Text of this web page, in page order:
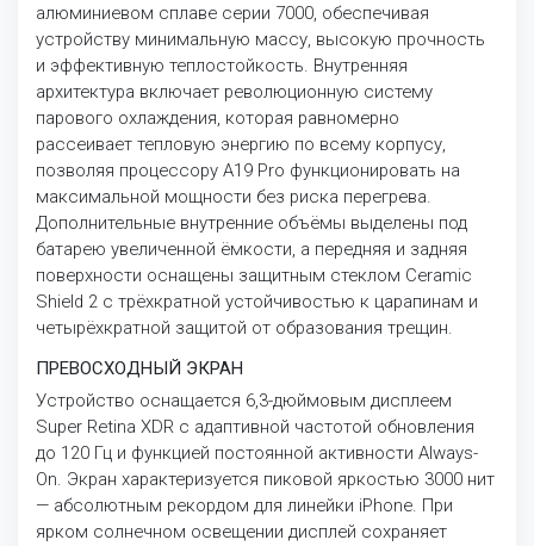
алюминиевом сплаве серии 7000, обеспечивая
устройству минимальную массу, высокую прочность
и эффективную теплостойкость. Внутренняя
архитектура включает революционную систему
парового охлаждения, которая равномерно
рассеивает тепловую энергию по всему корпусу,
позволяя процессору A19 Pro функционировать на
максимальной мощности без риска перегрева.
Дополнительные внутренние объёмы выделены под
батарею увеличенной ёмкости, а передняя и задняя
поверхности оснащены защитным стеклом Ceramic
Shield 2 с трёхкратной устойчивостью к царапинам и
четырёхкратной защитой от образования трещин.
ПРЕВОСХОДНЫЙ ЭКРАН
Устройство оснащается 6,3-дюймовым дисплеем
Super Retina XDR с адаптивной частотой обновления
до 120 Гц и функцией постоянной активности Always-
On. Экран характеризуется пиковой яркостью 3000 нит
— абсолютным рекордом для линейки iPhone. При
ярком солнечном освещении дисплей сохраняет